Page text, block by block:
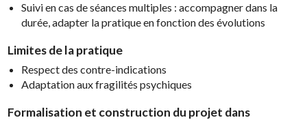
Suivi en cas de séances multiples : accompagner dans la
durée, adapter la pratique en fonction des évolutions
Limites de la pratique
Respect des contre-indications
Adaptation aux fragilités psychiques
Formalisation et construction du projet dans